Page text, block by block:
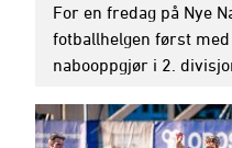
For en fredag på Nye
fotballhelgen først
nabooppgjør i 2.